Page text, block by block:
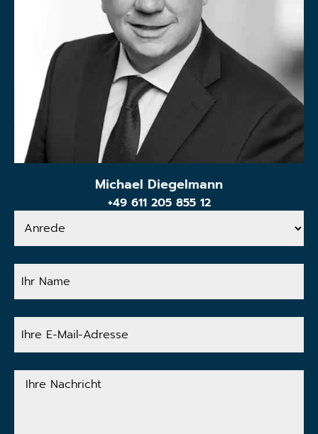
Michael Diegelmann
+49 611 205 855 12
Anrede
Ihr
Name
Ihre
E-
Adresse
Ihre
Nachricht